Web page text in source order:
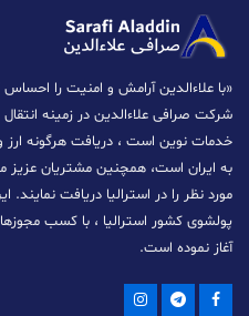
«با علاءالدین آرامش و امنیت را
خدمات نوین است ، دریافت هرگونه ارز
به ایران است، همچنین مشتریان عزیز
مورد نظر را در استرالیا دریافت
آغاز نموده است.